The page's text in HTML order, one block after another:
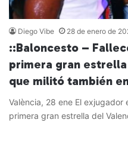
Diego Vibe 28 de enero de
::Baloncesto –
primera gran
que militó también
València, 28 ene El exjugador
primera gran estrella del